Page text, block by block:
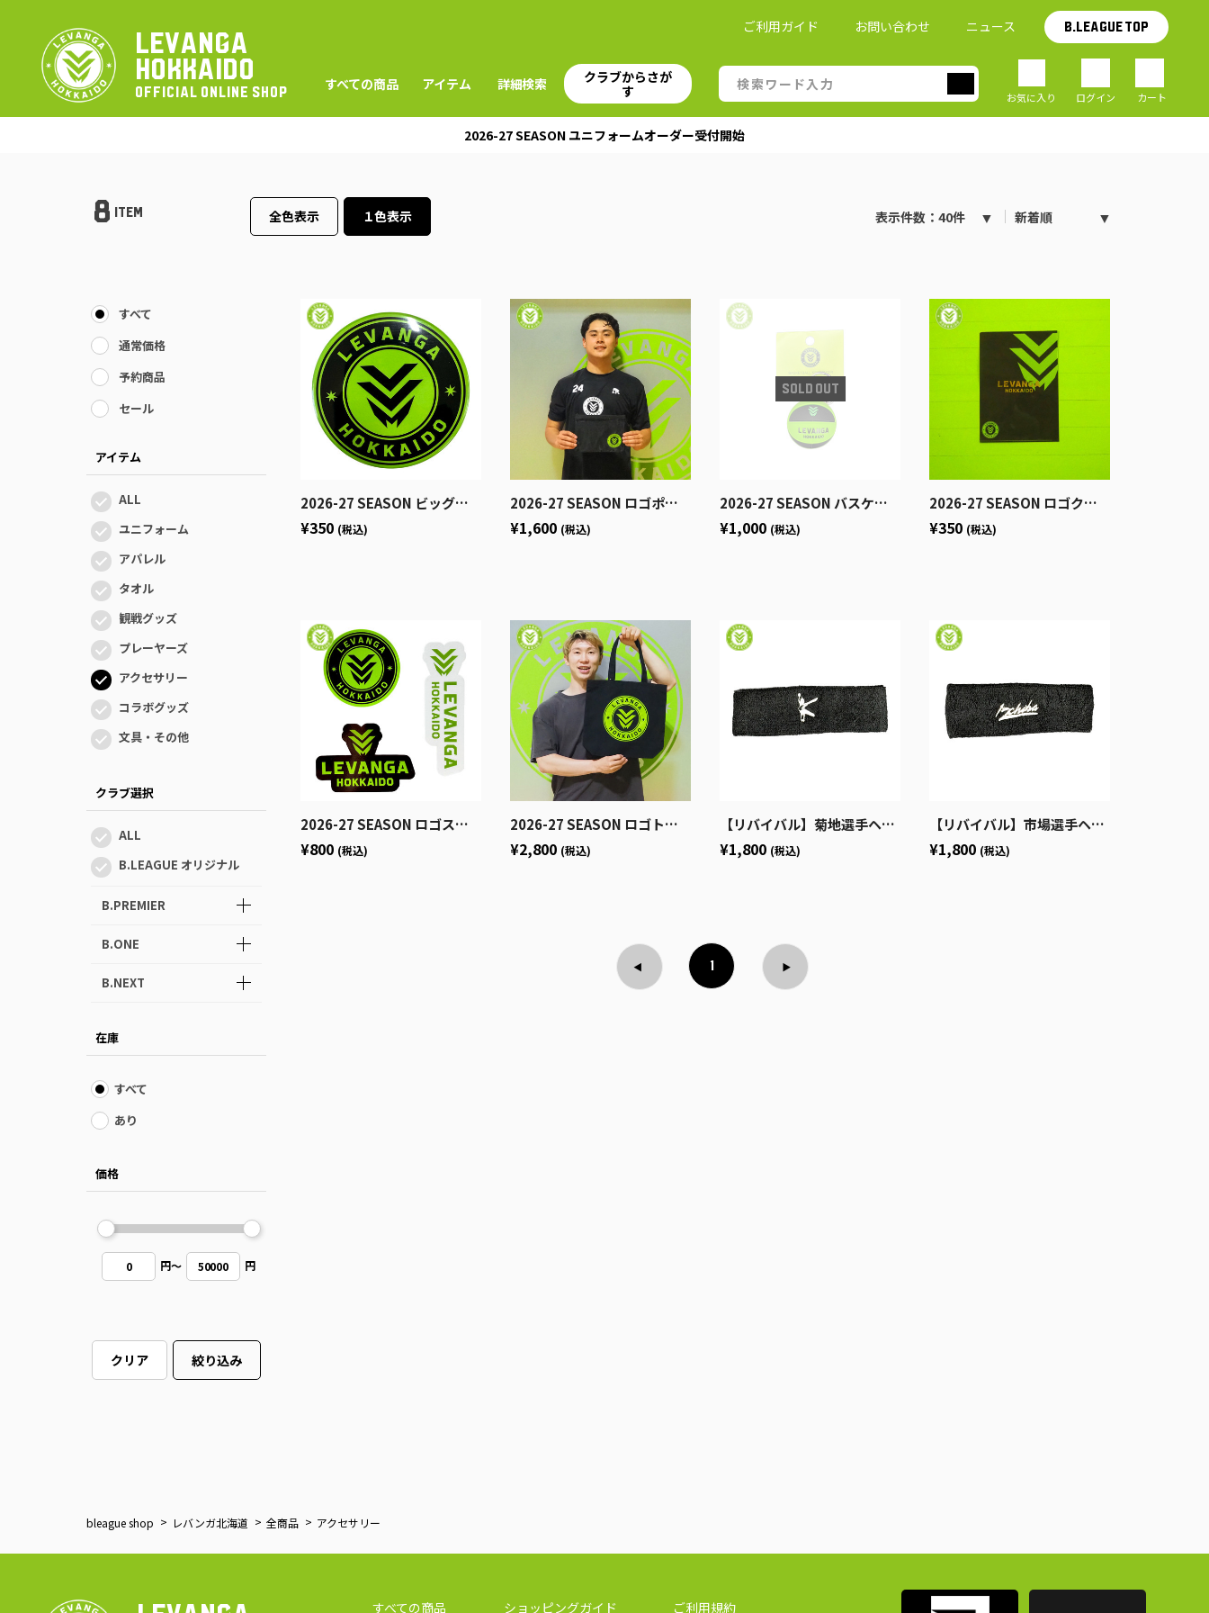
LEVANGA
HOKKAIDO
OFFICIAL ONLINE SHOP すべての商品 アイテム 詳細検索
クラブからさが
す
ご利用ガイド お問い合わせ ニュース B.LEAGUE TOP
お気に入り ログイン カート
2026-27 SEASON ユニフォームオーダー受付開始
8 ITEM 全色表示 １色表示 表示件数：40件 新着順
すべて
通常価格
予約商品
セール
アイテム
ALL
ユニフォーム
アパレル
タオル
観戦グッズ
プレーヤーズ
アクセサリー
コラボグッズ
文具・その他
クラブ選択
ALL
B.LEAGUE オリジナル
B.PREMIER
B.ONE
B.NEXT
在庫
すべて
あり
価格
0 円～ 50000 円
クリア 絞り込み
2026-27 SEASON ビッグロゴ缶バッジ
¥350 (税込)
2026-27 SEASON ロゴポーチ
¥1,600 (税込)
2026-27 SEASON バスケットボールキーホルダー
¥1,000 (税込)
2026-27 SEASON ロゴクリアファイル（箔プリント）
¥350 (税込)
2026-27 SEASON ロゴステッカーセット
¥800 (税込)
2026-27 SEASON ロゴトートバッグ
¥2,800 (税込)
【リバイバル】菊地選手ヘッドバンド
¥1,800 (税込)
【リバイバル】市場選手ヘッドバンド
¥1,800 (税込)
1
bleague shop レバンガ北海道 全商品 アクセサリー
すべての商品 ショッピングガイド ご利用規約